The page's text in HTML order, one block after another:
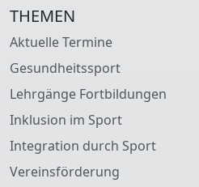
THEMEN
Aktuelle Termine
Gesundheitssport
Lehrgänge Fortbildungen
Inklusion im Sport
Integration durch Sport
Vereinsförderung